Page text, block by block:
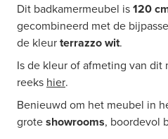
Dit badkamermeubel is120
gecombineerd met de
de kleurterrazzo wit.
Is de kleur of afmeting van
reeks hier.
Benieuwd om het meubel in
groteshowrooms, boordevol